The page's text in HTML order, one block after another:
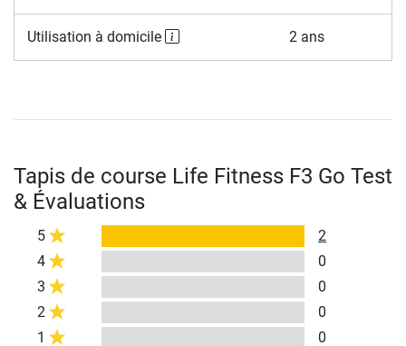
Utilisation à domicile 2 ans
Tapis de course Life Fitness F3 Go Test
& Évaluations
5
2
4
0
3
0
2
0
1
0